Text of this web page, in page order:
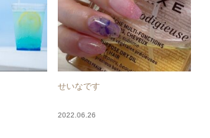
せいなです
2022.06.26